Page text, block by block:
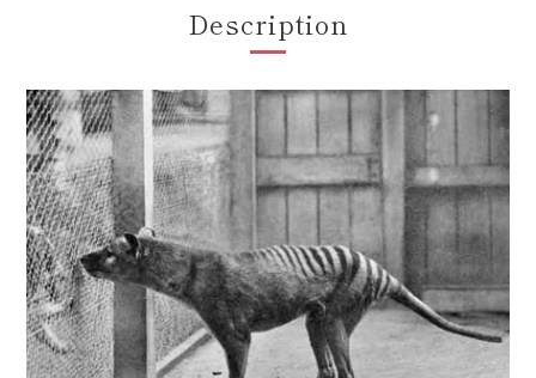
Description